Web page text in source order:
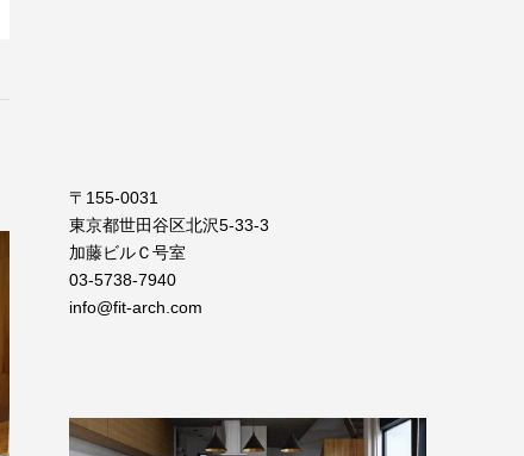
〒155-0031
東京都世田谷区北沢5-33-3
加藤ビルＣ号室
03-5738-7940
info@fit-arch.com